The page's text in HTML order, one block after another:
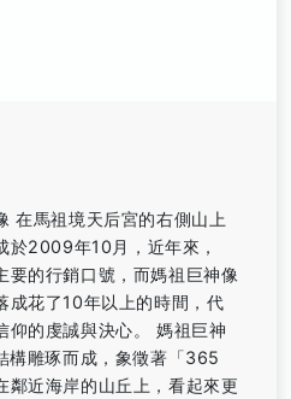
在馬祖境天后宮的右側山上
於2009年10月，近年來，
要的行銷口號，而媽祖巨神像
成花了10年以上的時間，代
仰的虔誠與決心。 媽祖巨神
構雕琢而成，象徵著「365
鄰近海岸的山丘上，看起來更